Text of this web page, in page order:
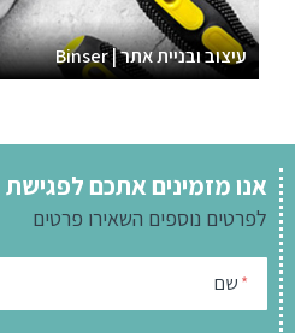
עיצוב ובניית אתר | Binser
אנו מזמינים אתכם לפגישת
לפרטים נוספים השאירו פרטים
* שם